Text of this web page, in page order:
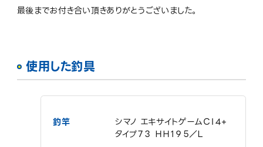
最後までお付き合い頂きありがとうございました。
使用した釣具
釣竿
シマノ エキサイトゲームＣＩ４+
タイプ７３ ＨＨ１９５／Ｌ